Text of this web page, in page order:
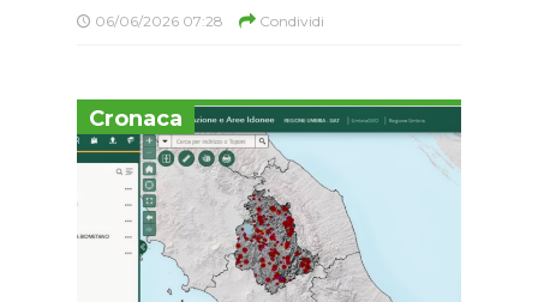
06/06/2026 07:28 Condividi
Cronaca